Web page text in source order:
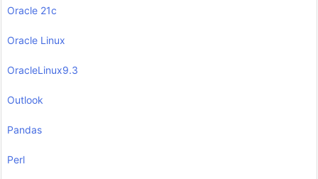
Oracle 21c
Oracle Linux
OracleLinux9.3
Outlook
Pandas
Perl